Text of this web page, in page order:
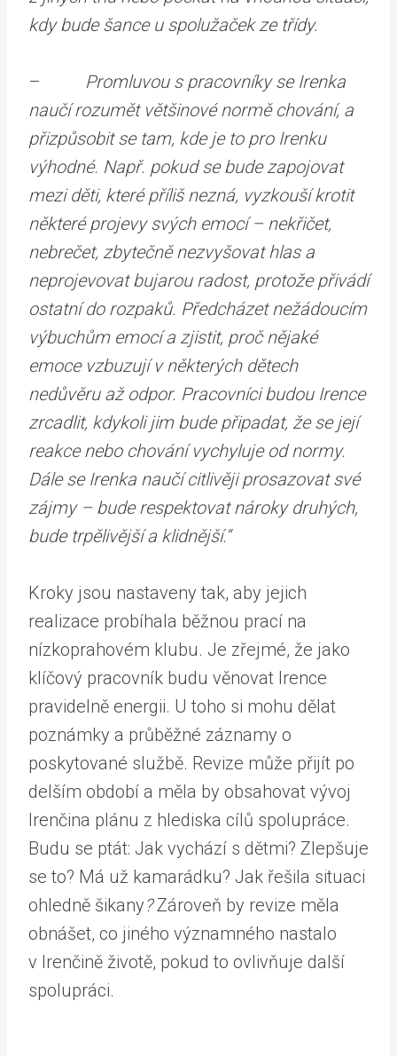
kdy bude šance u spolužaček ze třídy.
– Promluvou s pracovníky se Irenka
naučí rozumět většinové normě chování, a
přizpůsobit se tam, kde je to pro Irenku
výhodné. Např. pokud se bude zapojovat
mezi děti, které příliš nezná, vyzkouší krotit
některé projevy svých emocí – nekřičet,
nebrečet, zbytečně nezvyšovat hlas a
neprojevovat bujarou radost, protože přivádí
ostatní do rozpaků. Předcházet nežádoucím
výbuchům emocí a zjistit, proč nějaké
emoce vzbuzují v některých dětech
nedůvěru až odpor. Pracovníci budou Irence
zrcadlit, kdykoli jim bude připadat, že se její
reakce nebo chování vychyluje od normy.
Dále se Irenka naučí citlivěji prosazovat své
zájmy – bude respektovat nároky druhých,
bude trpělivější a klidnější.“
Kroky jsou nastaveny tak, aby jejich
realizace probíhala běžnou prací na
nízkoprahovém klubu. Je zřejmé, že jako
klíčový pracovník budu věnovat Irence
pravidelně energii. U toho si mohu dělat
poznámky a průběžné záznamy o
poskytované službě. Revize může přijít po
delším období a měla by obsahovat vývoj
Irenčina plánu z hlediska cílů spolupráce.
Budu se ptát: Jak vychází s dětmi? Zlepšuje
se to? Má už kamarádku? Jak řešila situaci
ohledně šikany?Zároveň by revize měla
obnášet, co jiného významného nastalo
v Irenčině životě, pokud to ovlivňuje další
spolupráci.